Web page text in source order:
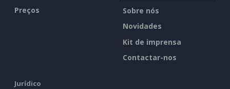
Preços
Sobre nós
Novidades
Kit de imprensa
Contactar-nos
Jurídico